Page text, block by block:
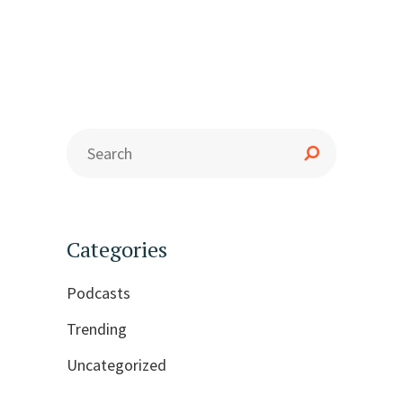
Categories
Podcasts
Trending
Uncategorized